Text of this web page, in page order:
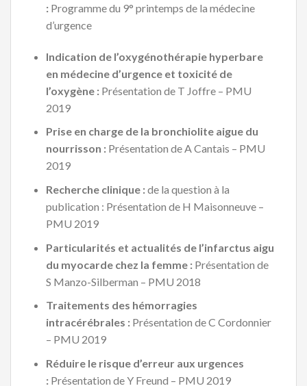
: Programme du 9° printemps de la médecine
d’urgence
Indication de l’oxygénothérapie hyperbare
en médecine d’urgence et toxicité de
l’oxygène :Présentation de T Joffre – PMU
2019
Prise en charge de la bronchiolite aigue du
nourrisson :Présentation de A Cantais – PMU
2019
Recherche clinique :de la question à la
publication : Présentation de H Maisonneuve –
PMU 2019
Particularités et actualités de l’infarctus aigu
du myocarde chez la femme :Présentation de
S Manzo-Silberman – PMU 2018
Traitements des hémorragies
intracérébrales : Présentation de C Cordonnier
– PMU 2019
Réduire le risque d’erreur aux urgences
: Présentation de Y Freund – PMU 2019